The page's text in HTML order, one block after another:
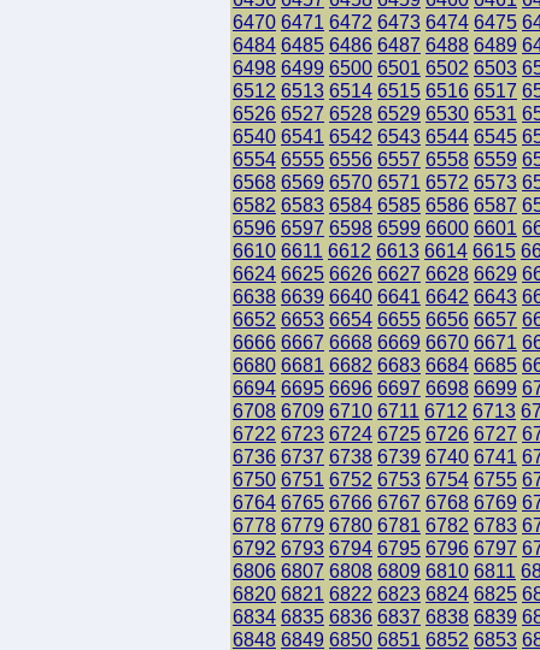
6470 6471 6472 6473 6474 6475
6484 6485 6486 6487 6488 6489
6498 6499 6500 6501 6502 6503
6512 6513 6514 6515 6516 6517
6526 6527 6528 6529 6530 6531
6540 6541 6542 6543 6544 6545
6554 6555 6556 6557 6558 6559
6568 6569 6570 6571 6572 6573
6582 6583 6584 6585 6586 6587
6596 6597 6598 6599 6600 6601
6610 6611 6612 6613 6614 6615
6624 6625 6626 6627 6628 6629
6638 6639 6640 6641 6642 6643
6652 6653 6654 6655 6656 6657
6666 6667 6668 6669 6670 6671
6680 6681 6682 6683 6684 6685
6694 6695 6696 6697 6698 6699
6708 6709 6710 6711 6712 6713
6722 6723 6724 6725 6726 6727
6736 6737 6738 6739 6740 6741
6750 6751 6752 6753 6754 6755
6764 6765 6766 6767 6768 6769
6778 6779 6780 6781 6782 6783
6792 6793 6794 6795 6796 6797
6806 6807 6808 6809 6810 6811
6820 6821 6822 6823 6824 6825
6834 6835 6836 6837 6838 6839
6848 6849 6850 6851 6852 6853